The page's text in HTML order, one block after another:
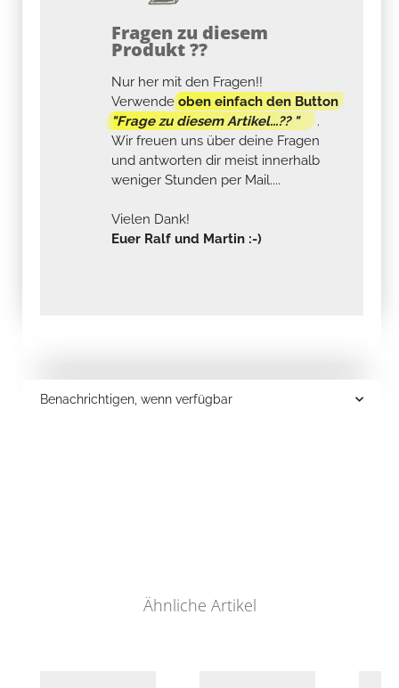
Fragen zu diesem
Produkt ??
Nur her mit den Fragen!!
Verwendeoben einfach den Button
"Frage zu diesem Artikel...?? "
.
Wir freuen uns über deine Fragen
und antworten dir meist innerhalb
weniger Stunden per Mail....
Vielen Dank!
Euer Ralf und Martin :-)
Benachrichtigen, wenn verfügbar
Ähnliche Artikel